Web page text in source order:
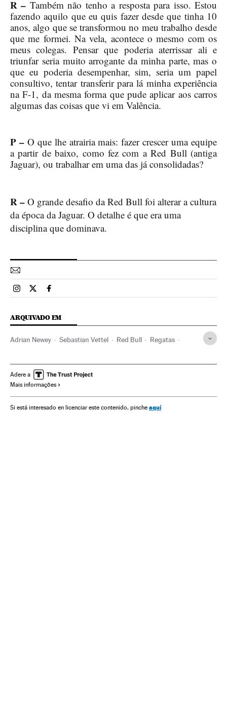
R – Também não tenho a resposta para isso. Estou
fazendo aquilo que eu quis fazer desde que tinha 10
anos, algo que se transformou no meu trabalho desde
que me formei. Na vela, acontece o mesmo com os
meus colegas. Pensar que poderia aterrissar ali e
triunfar seria muito arrogante da minha parte, mas o
que eu poderia desempenhar, sim, seria um papel
consultivo, tentar transferir para lá minha experiência
na F-1, da mesma forma que pude aplicar aos carros
algumas das coisas que vi em Valência.
P – O que lhe atrairia mais: fazer crescer uma equipe
a partir de baixo, como fez com a Red Bull (antiga
Jaguar), ou trabalhar em uma das já consolidadas?
R – O grande desafio da Red Bull foi alterar a cultura
da época da Jaguar. O detalhe é que era uma
disciplina que dominava.
Esportes El País Brasil en Instagram
Esportes El País Brasil en Twitter
Esportes El País Brasil en Facebook
ARQUIVADO EM
Adrian Newey Sebastian Vettel Red Bull Regatas
Temporada 2013 Fórmula 1
Esportes motor
Adere a
Mais informações
Si está interesado en licenciar este contenido, pinche aquí